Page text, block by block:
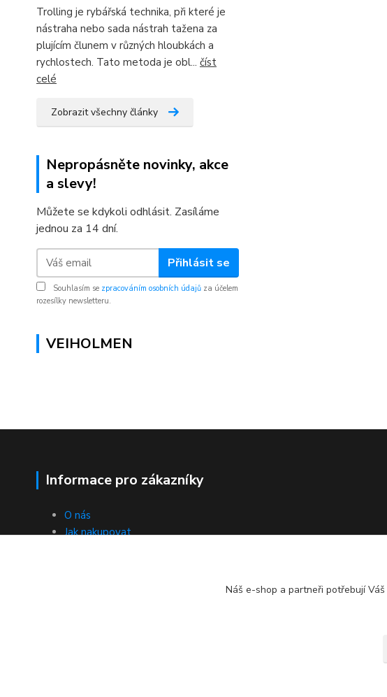
Trolling je rybářská technika, při které je
nástraha nebo sada nástrah tažena za
plujícím člunem v různých hloubkách a
rychlostech. Tato metoda je obl... číst
celé
Zobrazit všechny články
Nepropásněte novinky, akce
a slevy!
Můžete se kdykoli odhlásit. Zasíláme
jednou za 14 dní.
Přihlásit se
Souhlasím se zpracováním osobních údajů za účelem
rozesílky newsletteru.
VEIHOLMEN
Informace pro zákazníky
O nás
Jak nakupovat
Náš e-shop a partneři potřebují Váš